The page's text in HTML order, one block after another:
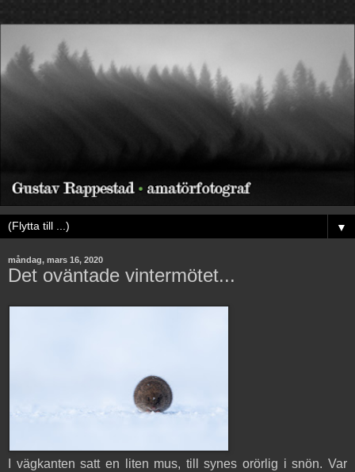
▼
måndag, mars 16, 2020
Det oväntade vintermötet...
I vägkanten satt en liten mus, till synes orörlig i snön. Var